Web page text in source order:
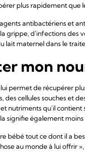
plus rapidement que
antibactériens et
grippe, d'infections des
lait maternel dans le
mon
permet de récupérer
des cellules souches et
nutriments qu'il
signifie également
bébé tout ce dont il a
au monde à lui offrir